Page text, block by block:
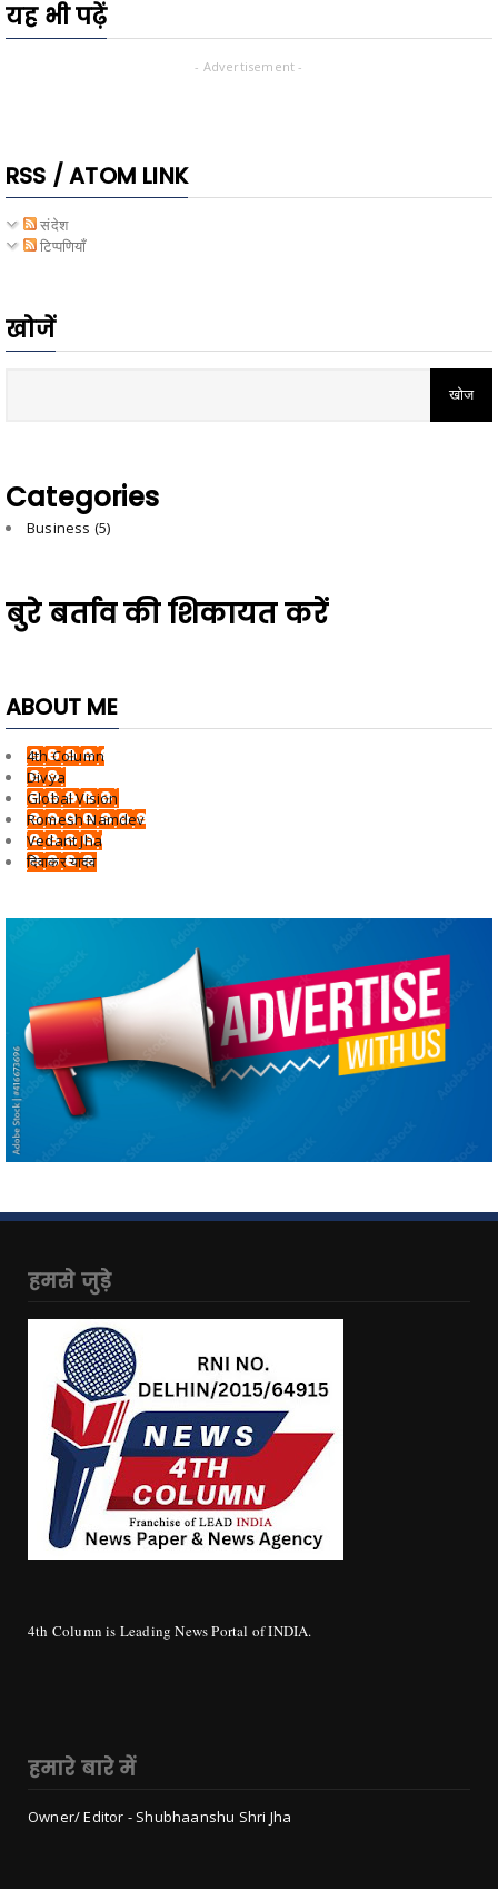
यह भी पढ़ें
- Advertisement -
RSS / ATOM LINK
संदेश
टिप्पणियाँ
खोजें
Categories
Business (5)
बुरे बर्ताव की शिकायत करें
ABOUT ME
4th Column
Divya
Global Vision
Romesh Namdev
Vedant Jha
दिवाकर यादव
हमसे जुड़े
4th Column is Leading News Portal of INDIA.
हमारे बारे में
Owner/ Editor - Shubhaanshu Shri Jha